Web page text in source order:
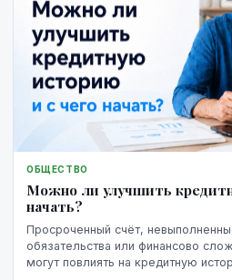
ОБЩЕСТВО
Можно ли улучшить
начать?
Просроченный счёт,
обязательства или финансово
могут повлиять на кредитную